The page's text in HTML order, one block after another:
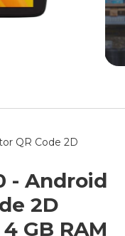
QR Code 2D
- Android
2D
GB RAM